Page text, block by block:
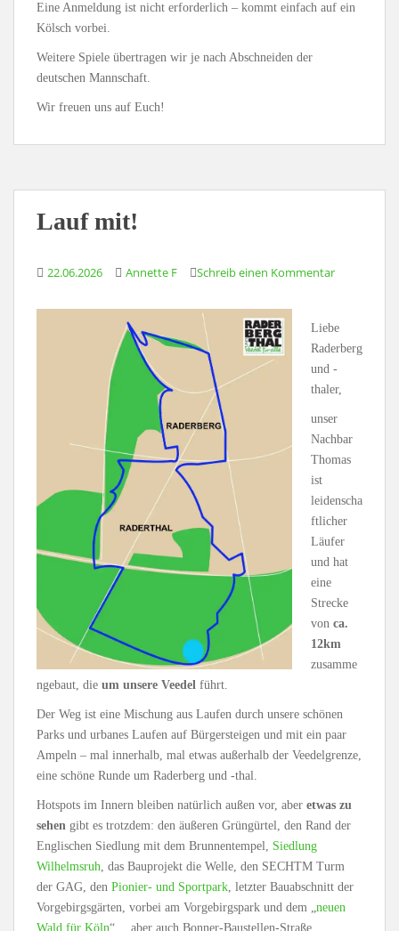
Eine Anmeldung ist nicht erforderlich – kommt einfach auf ein
Kölsch vorbei.
Weitere Spiele übertragen wir je nach Abschneiden der
deutschen Mannschaft.
Wir freuen uns auf Euch!
Lauf mit!
22.06.2026 Annette F Schreib einen Kommentar
Liebe
Raderberg
und -
thaler,
unser
Nachbar
Thomas
ist
leidenscha
ftlicher
Läufer
und hat
eine
Strecke
von ca.
12km
zusamme
ngebaut, die um unsere Veedel führt.
Der Weg ist eine Mischung aus Laufen durch unsere schönen
Parks und urbanes Laufen auf Bürgersteigen und mit ein paar
Ampeln – mal innerhalb, mal etwas außerhalb der Veedelgrenze,
eine schöne Runde um Raderberg und -thal.
Hotspots im Innern bleiben natürlich außen vor, aber etwas zu
sehen gibt es trotzdem: den äußeren Grüngürtel, den Rand der
Englischen Siedlung mit dem Brunnentempel, Siedlung
Wilhelmsruh, das Bauprojekt die Welle, den SECHTM Turm
der GAG, den Pionier- und Sportpark, letzter Bauabschnitt der
Vorgebirgsgärten, vorbei am Vorgebirgspark und dem „neuen
Wald für Köln“… aber auch Bonner-Baustellen-Straße.